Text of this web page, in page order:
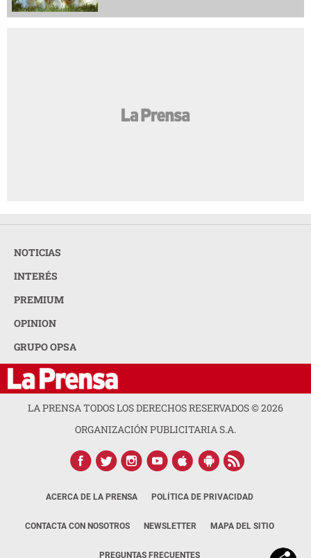
NOTICIAS
INTERÉS
PREMIUM
OPINION
GRUPO OPSA
LA PRENSA TODOS LOS DERECHOS RESERVADOS ©2026
ORGANIZACIÓN PUBLICITARIA S.A.
ACERCA DE LA PRENSA POLÍTICA DE PRIVACIDAD
CONTACTA CON NOSOTROS NEWSLETTER MAPA DEL SITIO
PREGUNTAS FRECUENTES